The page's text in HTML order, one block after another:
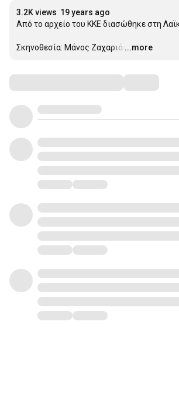
3.2K views 19 years ago
Από το αρχείο του ΚΚΕ διασώθηκε στη
Σκηνοθεσία: Μάνος Ζαχαριάς …
...more